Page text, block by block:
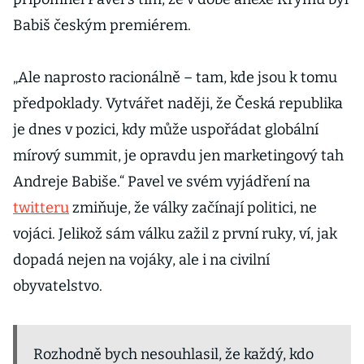
Babiš českým premiérem.
„Ale naprosto racionálně – tam, kde jsou k tomu
předpoklady. Vytvářet naději, že Česká republika
je dnes v pozici, kdy může uspořádat globální
mírový summit, je opravdu jen marketingový tah
Andreje Babiše.“ Pavel ve svém vyjádření na
twitteruzmiňuje, že války začínají politici, ne
vojáci. Jelikož sám válku zažil z první ruky, ví, jak
dopadá nejen na vojáky, ale i na civilní
obyvatelstvo.
Rozhodně bych nesouhlasil, že každý, kdo